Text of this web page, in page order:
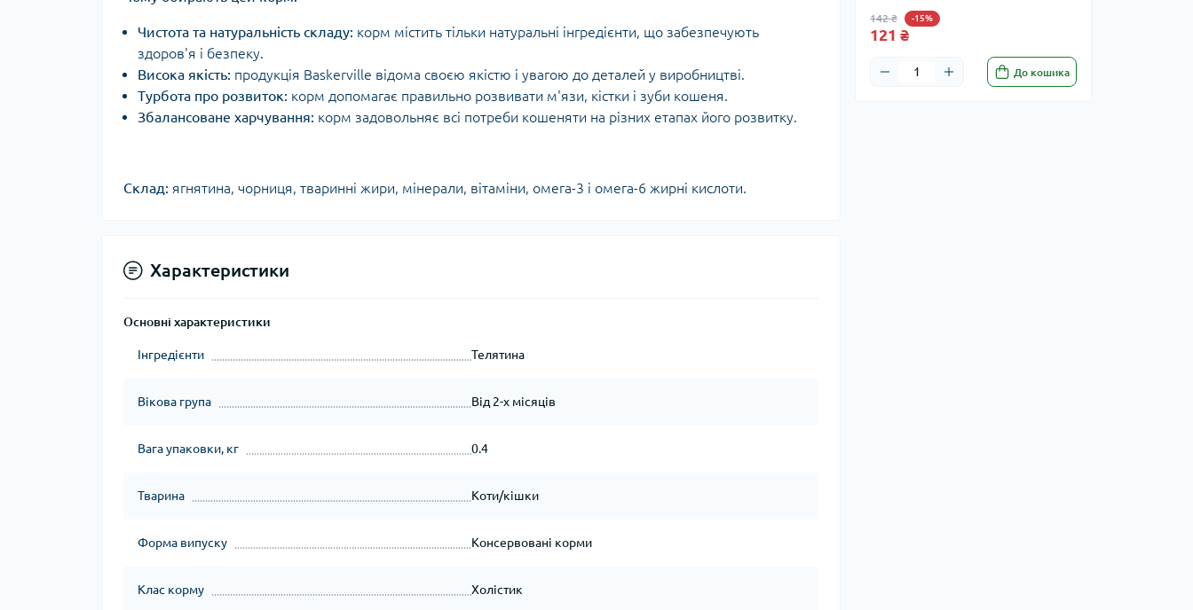
142 ₴ -15%
121 ₴
До кошика
Чистота та натуральність складу: корм містить тільки натуральні інгредієнти, що забезпечують
здоров'я і безпеку.
Висока якість: продукція Baskerville відома своєю якістю і увагою до деталей у виробництві.
Турбота про розвиток: корм допомагає правильно розвивати м'язи, кістки і зуби кошеня.
Збалансоване харчування: корм задовольняє всі потреби кошеняти на різних етапах його розвитку.
Склад: ягнятина, чорниця, тваринні жири, мінерали, вітаміни, омега-3 і омега-6 жирні кислоти.
Характеристики
Основні характеристики
Інгредієнти Телятина
Вікова група Від 2-х місяців
Вага упаковки, кг 0.4
Тварина Коти/кішки
Форма випуску Консервовані корми
Клас корму Холістик